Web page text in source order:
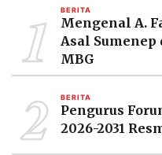
PRAMUDITA
Resolusi.co
2026
1 BERITA
Mengenal A.
Asal
MBG
2 BERITA
Pengurus
2026-2031